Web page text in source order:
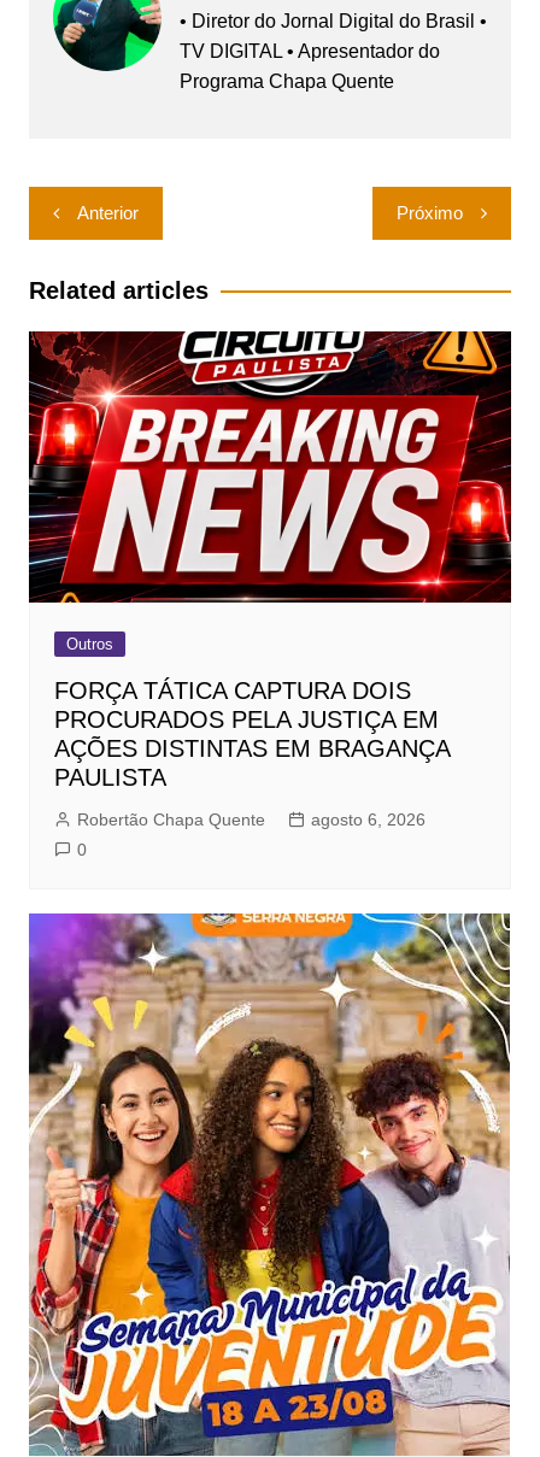
• Diretor do Jornal Digital do Brasil •
TV DIGITAL • Apresentador do
Programa Chapa Quente
Navegação
de
Post
Anterior Próximo
Related articles
Outros
FORÇA TÁTICA CAPTURA DOIS
PROCURADOS PELA JUSTIÇA EM
AÇÕES DISTINTAS EM BRAGANÇA
PAULISTA
Robertão Chapa Quente
agosto 6, 2026
0